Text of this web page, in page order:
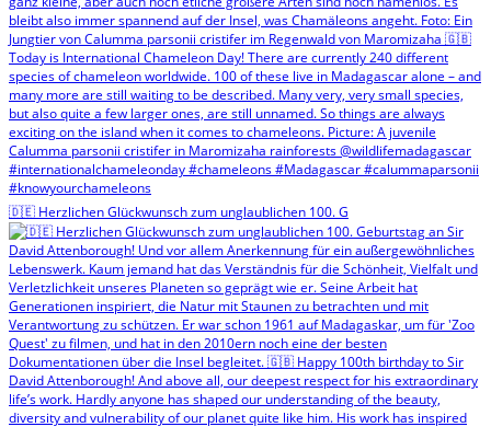
🇩🇪 Herzlichen Glückwunsch zum unglaublichen 100. G